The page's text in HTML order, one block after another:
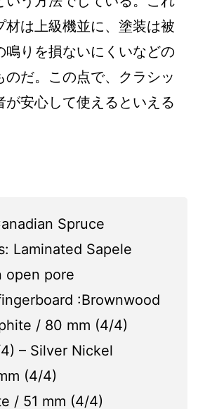
材は上級機並に、塗装は被
鳴りを損ないにくいなどの
のだ。この点で、クラシッ
が安心して使えるといえる
Spruce
Laminated Sapele
open pore
:Brownwood
/ 80 mm (4/4)
– Silver Nickel
(4/4)
/ 51 mm (4/4)